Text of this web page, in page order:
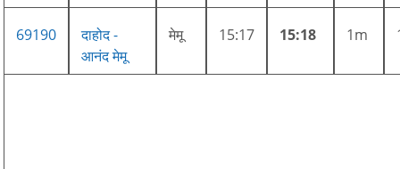
69190
दाहोद -
आनंद मेमू
मेमू 15:17 15:18 1m